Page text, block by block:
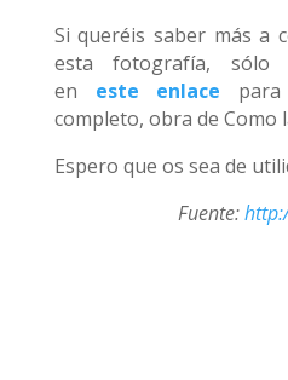
Si queréis saber más a
esta fotografía, sólo
en este enlace para
completo, obra de Como
Espero que os sea de
Fuente: